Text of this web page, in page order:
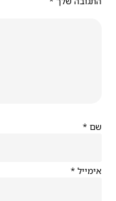
שם *
אימייל *